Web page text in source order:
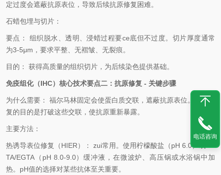
定过度会遮蔽抗原表位，导致后续抗原修复困难。
石蜡包埋与切片：
要点：
组织脱水、透明、浸蜡过程要ce底但不过度。切片厚度通常
为3-5μm ，要求平整、无褶皱、无裂痕。
目的： 获得高质量的组织切片，为后续染色提供基础。
免疫组化（IHC） 核心技术要点二：抗原修复 - 关键步骤
为什么需要：
福尔马林固定会使蛋白质交联，遮蔽抗原表位。抗原修
复的目的是打破这些交联，使抗原重新暴露。
主要方法：
热诱导表位修复（HIER）： zui常用。使用柠檬酸盐（pH 6.0）或
TA/EGTA （ pH 8.0-9.0）缓冲液，在微波炉、高压锅或水浴锅中加
热。 pH值的选择对某些抗体至关重要。
电话咨询